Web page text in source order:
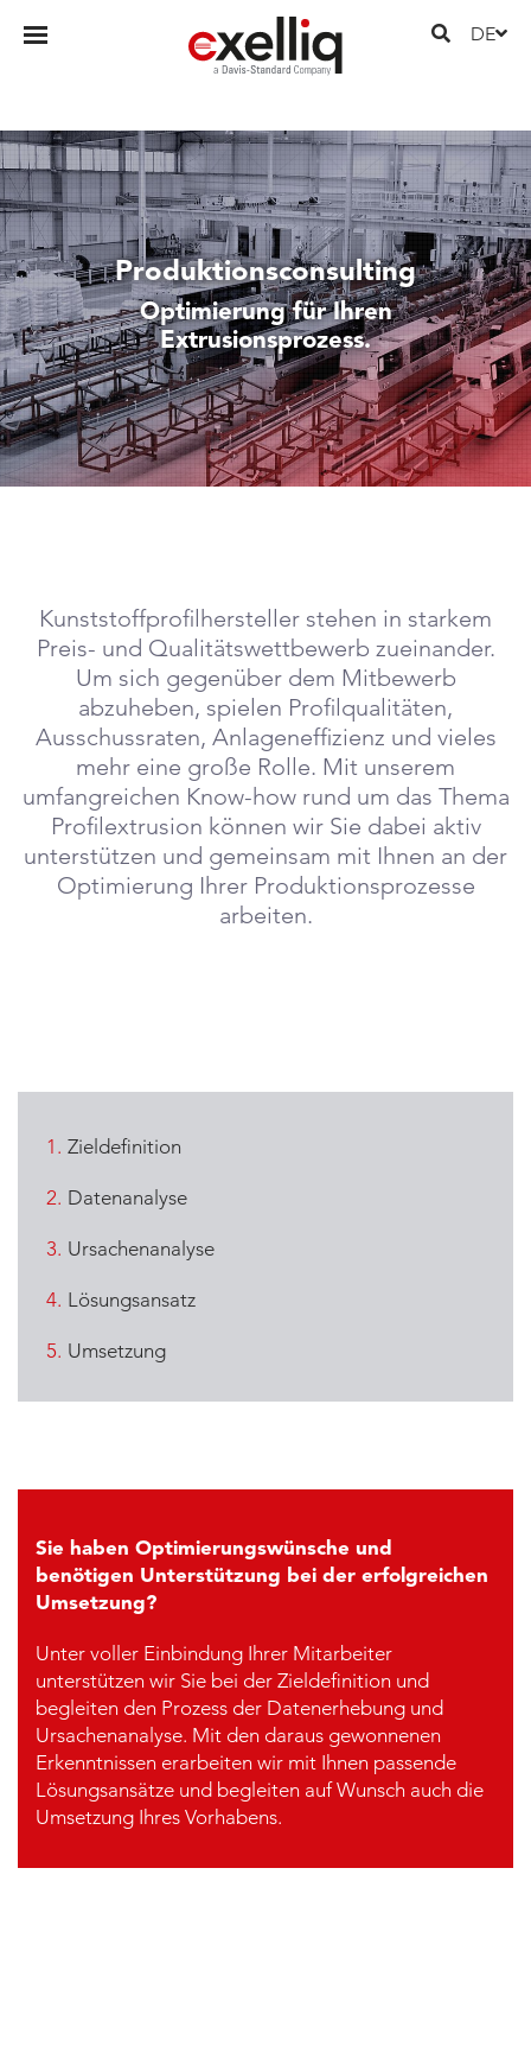
DE
Produktionsconsulting
Optimierung für Ihren
Extrusionsprozess.
Kunststoffprofilhersteller stehen in starkem
Preis- und Qualitätswettbewerb zueinander.
Um sich gegenüber dem Mitbewerb
abzuheben, spielen Profilqualitäten,
Ausschussraten, Anlageneffizienz und vieles
mehr eine große Rolle. Mit unserem
umfangreichen Know-how rund um das Thema
Profilextrusion können wir Sie dabei aktiv
unterstützen und gemeinsam mit Ihnen an der
Optimierung Ihrer Produktionsprozesse
arbeiten.
Zieldefinition
Datenanalyse
Ursachenanalyse
Lösungsansatz
Umsetzung
Sie haben Optimierungswünsche und
benötigen Unterstützung bei der erfolgreichen
Umsetzung?
Unter voller Einbindung Ihrer Mitarbeiter
unterstützen wir Sie bei der Zieldefinition und
begleiten den Prozess der Datenerhebung und
Ursachenanalyse. Mit den daraus gewonnenen
Erkenntnissen erarbeiten wir mit Ihnen passende
Lösungsansätze und begleiten auf Wunsch auch die
Umsetzung Ihres Vorhabens.